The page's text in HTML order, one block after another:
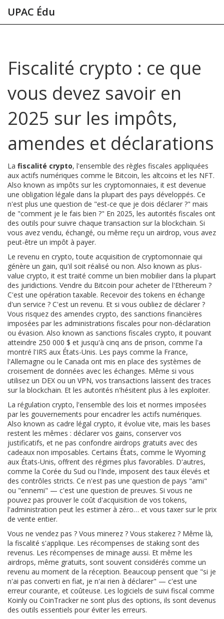
UPAC Édu
Fiscalité crypto : ce que
vous devez savoir en
2025 sur les impôts,
amendes et déclarations
La fiscalité crypto, l'ensemble des règles fiscales appliquées
aux actifs numériques comme le Bitcoin, les altcoins et les NFT.
Also known as impôts sur les cryptomonnaies, it est devenue
une obligation légale dans la plupart des pays développés. Ce
n'est plus une question de "est-ce que je dois déclarer ?" mais
de "comment je le fais bien ?" En 2025, les autorités fiscales ont
des outils pour suivre chaque transaction sur la blockchain. Si
vous avez vendu, échangé, ou même reçu un airdrop, vous avez
peut-être un impôt à payer.
Le revenu en crypto,toute acquisition de cryptomonnaie qui
génère un gain, qu'il soit réalisé ou non. Also known as plus-
value crypto, it est traité comme un bien mobilier dans la plupart
des juridictions. Vendre du Bitcoin pour acheter de l'Ethereum ?
C'est une opération taxable. Recevoir des tokens en échange
d'un service ? C'est un revenu. Et si vous oubliez de déclarer ?
Vous risquez des amendes crypto, des sanctions financières
imposées par les administrations fiscales pour non-déclaration
ou évasion. Also known as sanctions fiscales crypto, it pouvant
atteindre 250 000 $ et jusqu'à cinq ans de prison, comme l'a
montré l'IRS aux États-Unis. Les pays comme la France,
l'Allemagne ou le Canada ont mis en place des systèmes de
croisement de données avec les échanges. Même si vous
utilisez un DEX ou un VPN, vos transactions laissent des traces
sur la blockchain. Et les autorités n'hésitent plus à les exploiter.
La régulation crypto, l'ensemble des lois et normes imposées
par les gouvernements pour encadrer les actifs numériques.
Also known as cadre légal crypto, it évolue vite, mais les bases
restent les mêmes : déclarer vos gains, conserver vos
justificatifs, et ne pas confondre airdrops gratuits avec des
cadeaux non imposables. Certains États, comme le Wyoming
aux États-Unis, offrent des régimes plus favorables. D'autres,
comme la Corée du Sud ou l'Inde, imposent des taux élevés et
des contrôles stricts. Ce n'est pas une question de pays "ami"
ou "ennemi" — c'est une question de preuves. Si vous ne
pouvez pas prouver le coût d'acquisition de vos tokens,
l'administration peut les estimer à zéro… et vous taxer sur le prix
de vente entier.
Vous ne vendez pas ? Vous minerez ? Vous stakerez ? Même là,
la fiscalité s'applique. Les récompenses de staking sont des
revenus. Les récompenses de minage aussi. Et même les
airdrops, même gratuits, sont souvent considérés comme un
revenu au moment de la réception. Beaucoup pensent que "si je
n'ai pas converti en fiat, je n'ai rien à déclarer" — c'est une
erreur courante, et coûteuse. Les logiciels de suivi fiscal comme
Koinly ou CoinTracker ne sont plus des options, ils sont devenus
des outils essentiels pour éviter les erreurs.